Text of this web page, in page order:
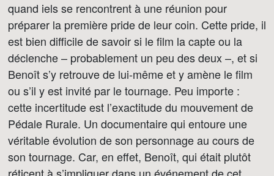
quand iels se rencontrent à une réunion pour
préparer la première pride de leur coin. Cette pride, il
est bien difficile de savoir si le film la capte ou la
déclenche – probablement un peu des deux –, et si
Benoît s’y retrouve de lui-même et y amène le film
ou s’il y est invité par le tournage. Peu importe :
cette incertitude est l’exactitude du mouvement de
Pédale Rurale. Un documentaire qui entoure une
véritable évolution de son personnage au cours de
son tournage. Car, en effet, Benoît, qui était plutôt